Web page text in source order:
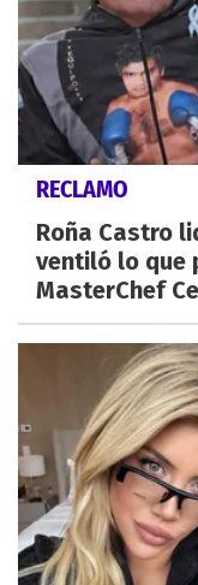
RECLAMO
Roña Castro
ventiló lo que
MasterChef